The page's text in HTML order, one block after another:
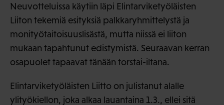
Neuvotteluissa käytiin läpi Elintarviketyöläisten
Liiton tekemiä esityksiä palkkaryhmittelystä ja
monityötaitoisuuslisästä, mutta niissä ei liiton
mukaan tapahtunut edistymistä. Seuraavan kerran
osapuolet tapaavat tänään torstai-iltana.
Elintarviketyöläisten Liitto on julistanut alalle
ylityökiellon, joka alkaa lauantaina 1.3., ellei sitä